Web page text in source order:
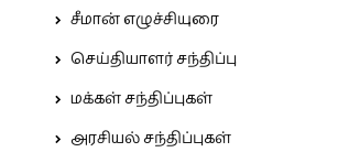
சீமான் எழுச்சியுரை
செய்தியாளர் சந்திப்பு
மக்கள் சந்திப்புகள்
அரசியல் சந்திப்புகள்